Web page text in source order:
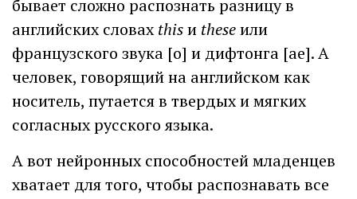
бывает сложно распознать разницу в
английских словахthisи theseили
французского звука [o] и дифтонга [ae]. А
человек, говорящий на английском как
носитель, путается в твердых и мягких
согласных русского языка.
А вот нейронных способностей младенцев
хватает для того, чтобы распознавать все